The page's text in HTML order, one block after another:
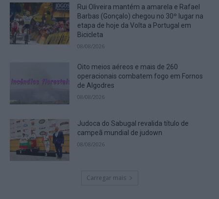
Rui Oliveira mantém a amarela e Rafael
Barbas (Gonçalo) chegou no 30º lugar na
etapa de hoje da Volta a Portugal em
Bicicleta
08/08/2026
Oito meios aéreos e mais de 260
operacionais combatem fogo em Fornos
de Algodres
08/08/2026
Judoca do Sabugal revalida título de
campeã mundial de judown
08/08/2026
Carregar mais